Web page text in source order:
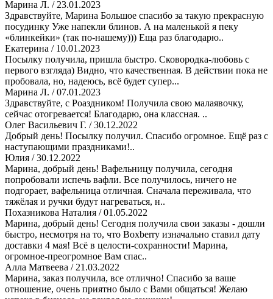
Марина Л. / 23.01.2023
Здравствуйте, Марина Большое спасибо за такую прекрасную
посудинку Уже напекли блинов. А на маленькой я пеку
«блинкейки» (так по-нашему))) Еща раз благодарю..
Екатерина / 10.01.2023
Посылку получила, пришла быстро. Сковородка-любовь с
первого взгляда) Видно, что качественная. В действии пока не
пробовала, но, надеюсь, всё будет супер...
Марина Л. / 07.01.2023
Здравствуйте, с Роаздником! Получила свою малаявочку,
сейчас отогревается! Благодарю, она классная. ..
Олег Васильевич Г. / 30.12.2022
Добрый день! Посылку получил. Спасибо огромное. Ещё раз с
наступающими праздниками!..
Юлия / 30.12.2022
Марина, добрый день! Вафельницу получила, сегодня
попробовали испечь вафли. Все получилось, ничего не
подгорает, вафельница отличная. Сначала переживала, что
тяжёлая и ручки будут нагреваться, н..
Похазникова Наталия / 01.05.2022
Марина, добрый день! Сегодня получила свои заказы - дошли
быстро, несмотря на то, что Boxberry изначально ставил дату
доставки 4 мая! Всё в целости-сохранности! Марина,
огромное-преогромное Вам спас..
Алла Матвеева / 21.03.2022
Марина, заказ получила, все отлично! Спасибо за ваше
отношение, очень приятно было с Вами общаться! Желаю